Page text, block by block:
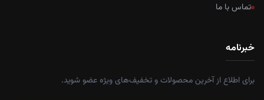
تماس با ما
خبرنامه
برای اطلاع از آخرین محصولات و تخفیف‌های ویژه عضو شوید.